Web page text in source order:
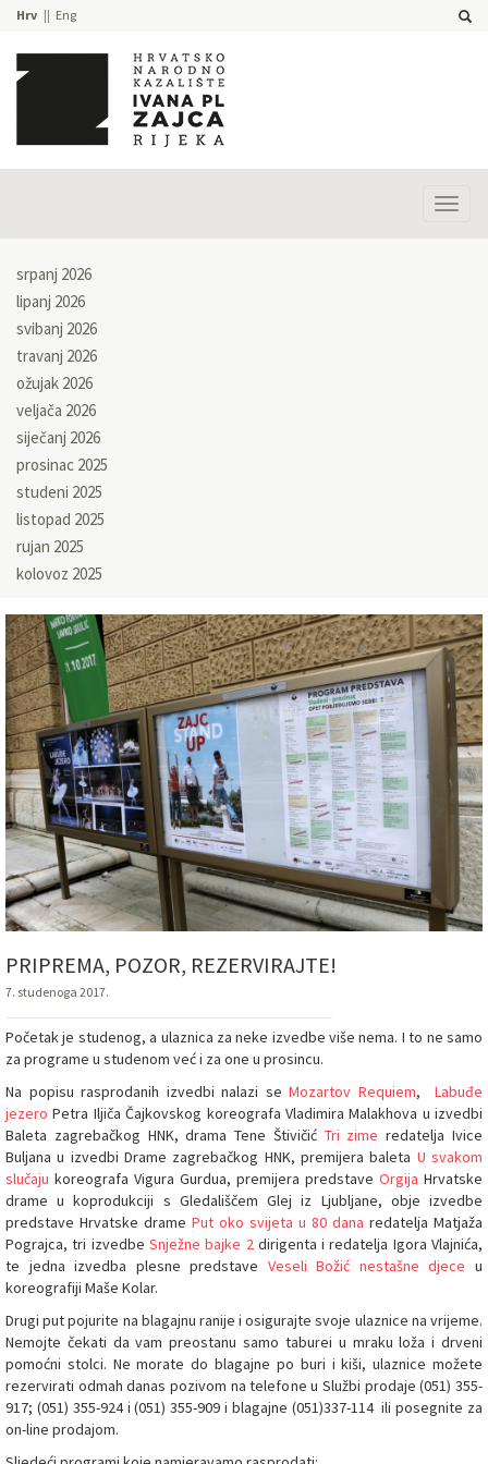
Hrv Eng
srpanj 2026
lipanj 2026
svibanj 2026
travanj 2026
ožujak 2026
veljača 2026
siječanj 2026
prosinac 2025
studeni 2025
listopad 2025
rujan 2025
kolovoz 2025
PRIPREMA, POZOR, REZERVIRAJTE!
7. studenoga 2017.
Početak je studenog, a ulaznica za neke izvedbe više nema. I to ne samo
za programe u studenom već i za one u prosincu.
Na popisu rasprodanih izvedbi nalazi seMozartov Requiem,Labuđe
jezero Petra Iljiča Čajkovskog koreografa Vladimira Malakhova u izvedbi
Baleta zagrebačkog HNK, drama Tene Štivičić Tri zime redatelja Ivice
Buljana u izvedbi Drame zagrebačkog HNK, premijera baleta U svakom
slučaju koreografa Vigura Gurdua, premijera predstave Orgija Hrvatske
drame u koprodukciji s Gledališčem Glej iz Ljubljane, obje izvedbe
predstave Hrvatske drame Put oko svijeta u 80 dana redatelja Matjaža
Pograjca, tri izvedbe Snježne bajke 2dirigenta i redatelja Igora Vlajnića,
te jedna izvedba plesne predstave Veseli Božić nestašne djece u
koreografiji Maše Kolar.
Drugi put pojurite na blagajnu ranije i osigurajte svoje ulaznice na vrijeme.
Nemojte čekati da vam preostanu samo taburei u mraku loža i drveni
pomoćni stolci. Ne morate do blagajne po buri i kiši, ulaznice možete
rezervirati odmah danas pozivom na telefone u Službi prodaje (051) 355-
917; (051) 355-924 i (051) 355-909 i blagajne (051)337-114 ili posegnite za
on-line prodajom.